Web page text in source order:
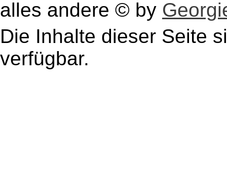
alles andere © by
Die Inhalte dieser Seite
verfügbar.